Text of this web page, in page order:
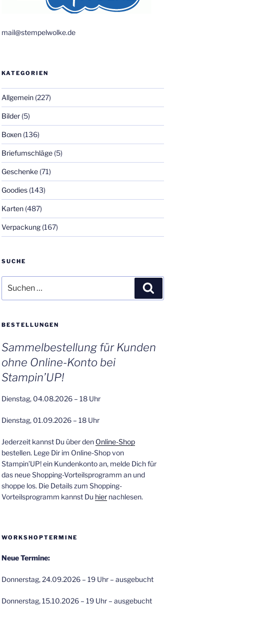
mail@stempelwolke.de
KATEGORIEN
Allgemein(227)
Bilder(5)
Boxen(136)
Briefumschläge(5)
Geschenke(71)
Goodies(143)
Karten(487)
Verpackung(167)
SUCHE
nach:
BESTELLUNGEN
Sammelbestellung für Kunden
ohne Online-Konto bei
Stampin’UP!
Dienstag, 04.08.2026 – 18 Uhr
Dienstag, 01.09.2026 – 18 Uhr
Jederzeit kannst Du über den Online-Shop
bestellen. Lege Dir im Online-Shop von
Stampin’UP! ein Kundenkonto an, melde Dich für
das neue Shopping-Vorteilsprogramm an und
shoppe los. Die Details zum Shopping-
Vorteilsprogramm kannst Du hiernachlesen.
WORKSHOPTERMINE
Neue Termine:
Donnerstag, 24.09.2026 – 19 Uhr – ausgebucht
Donnerstag, 15.10.2026 – 19 Uhr – ausgebucht